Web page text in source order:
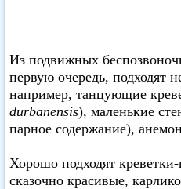
Из подвижных
первую очередь, подходят
например, танцующие
durbanensis), маленькие
парное содержание),
Хорошо подходят
сказочно красивые,